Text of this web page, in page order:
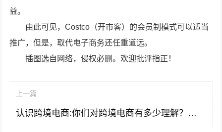
益。
由此可见，Costco（开市客）的会员制模式可以适当
推广，但是，取代电子商务还任重道远。
插图选自网络，侵权必删。欢迎批评指正！
上一篇
认识跨境电商:你们对跨境电商有多少理解？你们觉得跨境电商怎么样？